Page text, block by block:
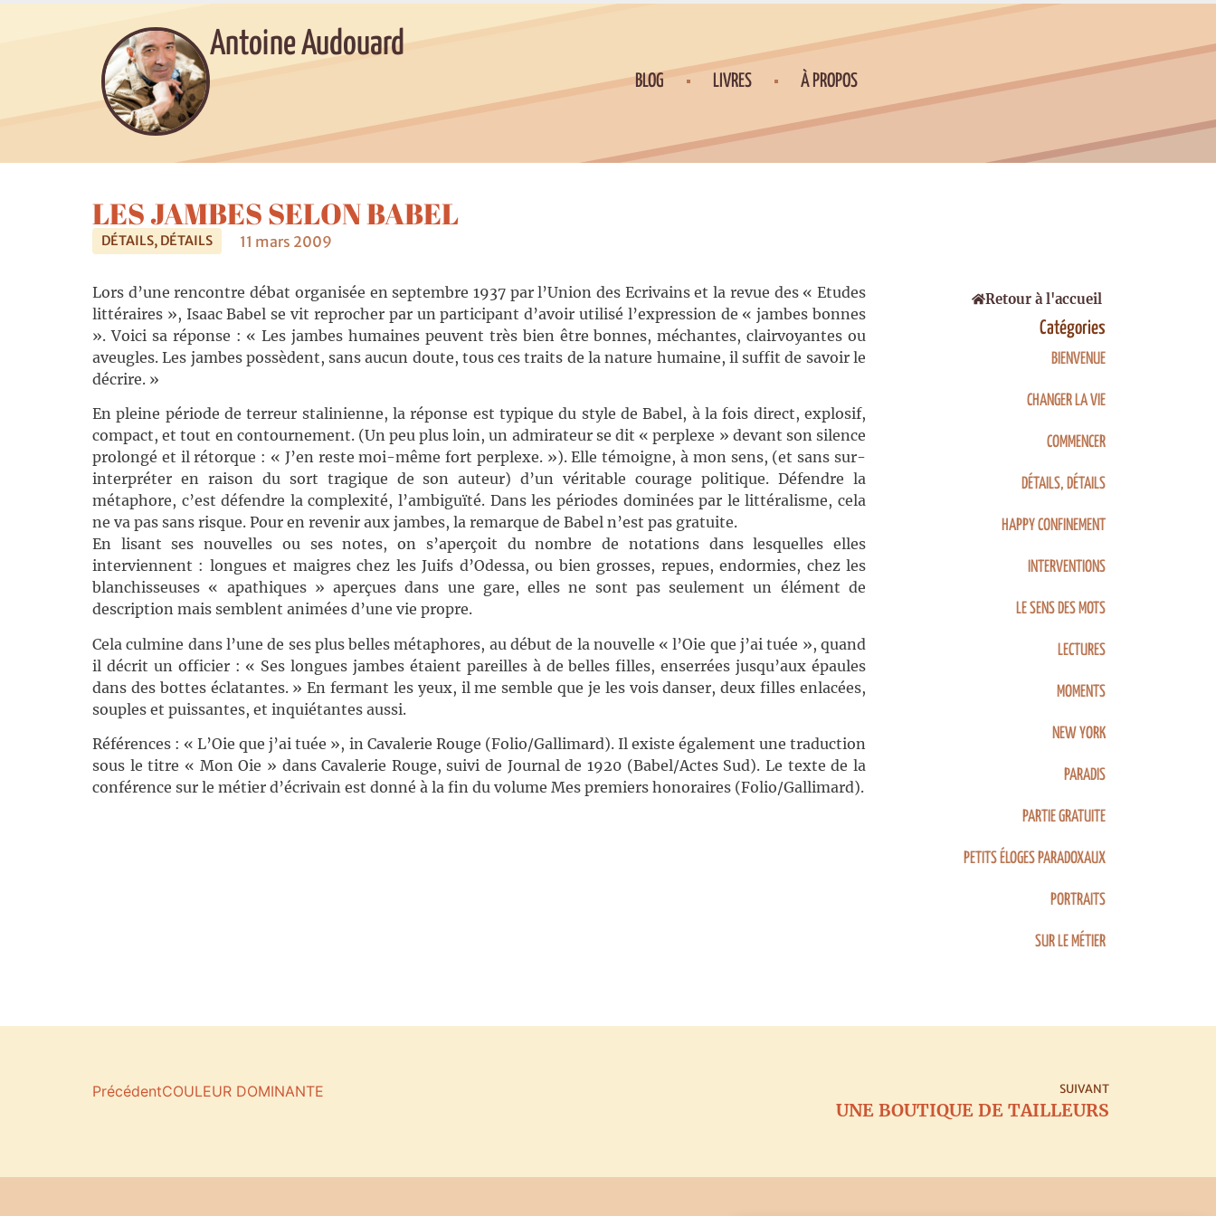
Antoine Audouard
BLOG LIVRES À PROPOS
LES JAMBES SELON BABEL
DÉTAILS, DÉTAILS 11 mars 2009
Lors d’une rencontre débat organisée en septembre 1937 par l’Union des Ecrivains et la revue des « Etudes
littéraires », Isaac Babel se vit reprocher par un participant d’avoir utilisé l’expression de « jambes bonnes
». Voici sa réponse : « Les jambes humaines peuvent très bien être bonnes, méchantes, clairvoyantes ou
aveugles. Les jambes possèdent, sans aucun doute, tous ces traits de la nature humaine, il suffit de savoir le
décrire. »
En pleine période de terreur stalinienne, la réponse est typique du style de Babel, à la fois direct, explosif,
compact, et tout en contournement. (Un peu plus loin, un admirateur se dit « perplexe » devant son silence
prolongé et il rétorque : « J’en reste moi-même fort perplexe. »). Elle témoigne, à mon sens, (et sans sur-
interpréter en raison du sort tragique de son auteur) d’un véritable courage politique. Défendre la
métaphore, c’est défendre la complexité, l’ambiguïté. Dans les périodes dominées par le littéralisme, cela
ne va pas sans risque. Pour en revenir aux jambes, la remarque de Babel n’est pas gratuite.
En lisant ses nouvelles ou ses notes, on s’aperçoit du nombre de notations dans lesquelles elles
interviennent : longues et maigres chez les Juifs d’Odessa, ou bien grosses, repues, endormies, chez les
blanchisseuses « apathiques » aperçues dans une gare, elles ne sont pas seulement un élément de
description mais semblent animées d’une vie propre.
Cela culmine dans l’une de ses plus belles métaphores, au début de la nouvelle « l’Oie que j’ai tuée », quand
il décrit un officier : « Ses longues jambes étaient pareilles à de belles filles, enserrées jusqu’aux épaules
dans des bottes éclatantes. » En fermant les yeux, il me semble que je les vois danser, deux filles enlacées,
souples et puissantes, et inquiétantes aussi.
Références : « L’Oie que j’ai tuée », in Cavalerie Rouge (Folio/Gallimard). Il existe également une traduction
sous le titre « Mon Oie » dans Cavalerie Rouge, suivi de Journal de 1920 (Babel/Actes Sud). Le texte de la
conférence sur le métier d’écrivain est donné à la fin du volume Mes premiers honoraires (Folio/Gallimard).
Retour à l'accueil
Catégories
BIENVENUE
CHANGER LA VIE
COMMENCER
DÉTAILS, DÉTAILS
HAPPY CONFINEMENT
INTERVENTIONS
LE SENS DES MOTS
LECTURES
MOMENTS
NEW YORK
PARADIS
PARTIE GRATUITE
PETITS ÉLOGES PARADOXAUX
PORTRAITS
SUR LE MÉTIER
PrécédentCOULEUR DOMINANTE SUIVANT
UNE BOUTIQUE DE TAILLEURS